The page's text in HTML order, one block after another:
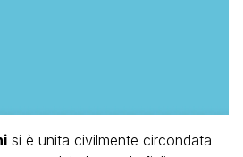
si è unita civilmente circondata